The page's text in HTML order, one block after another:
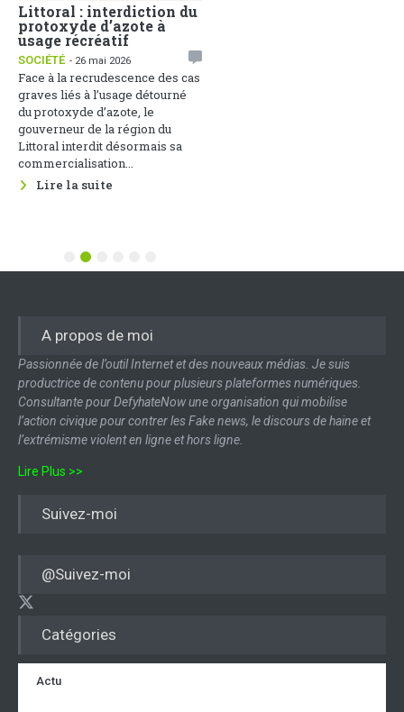
Littoral : interdiction du
protoxyde d’azote à
usage récréatif
SOCIÉTÉ - 26 mai 2026
Face à la recrudescence des cas
graves liés à l’usage détourné
du protoxyde d’azote, le
gouverneur de la région du
Littoral interdit désormais sa
commercialisation...
Lire la suite
5
Catégories
Actu
A propos de moi
Passionnée de l’outil Internet et des nouveaux médias. Je suis
productrice de contenu pour plusieurs plateformes numériques.
Consultante pour DefyhateNow une organisation qui mobilise
l’action civique pour contrer les Fake news, le discours de haine et
l’extrémisme violent en ligne et hors ligne.
Lire Plus >>
Suivez-moi
@Suivez-moi